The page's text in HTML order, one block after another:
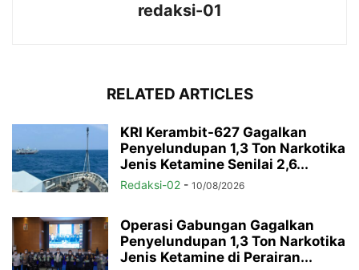
redaksi-01
RELATED ARTICLES
KRI Kerambit-627 Gagalkan
Penyelundupan 1,3 Ton Narkotika
Jenis Ketamine Senilai 2,6...
Redaksi-02 - 10/08/2026
Operasi Gabungan Gagalkan
Penyelundupan 1,3 Ton Narkotika
Jenis Ketamine di Perairan...